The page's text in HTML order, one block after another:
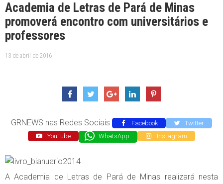
Academia de Letras de Pará de Minas
promoverá encontro com universitários e
professores
13 de abril de 2016
GRNEWS nas Redes Sociais Facebook
Twitter
YouTube
WhatsApp Instagram
A Academia de Letras de Pará de Minas realizará nesta